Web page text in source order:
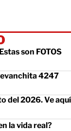
son FOTOS
4247
del 2026. Ve aquí
la vida real?